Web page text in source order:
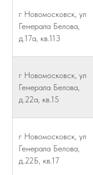
г Новомосковск, ул
Генерала Белова,
д.17а, кв.113
г Новомосковск, ул
Генерала Белова,
д.22а, кв.15
г Новомосковск, ул
Генерала Белова,
д.22Б, кв.17